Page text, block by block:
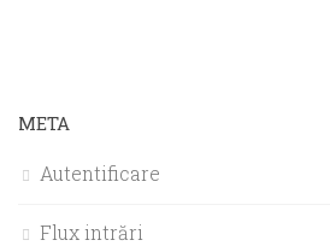
META
Autentificare
Flux intrări